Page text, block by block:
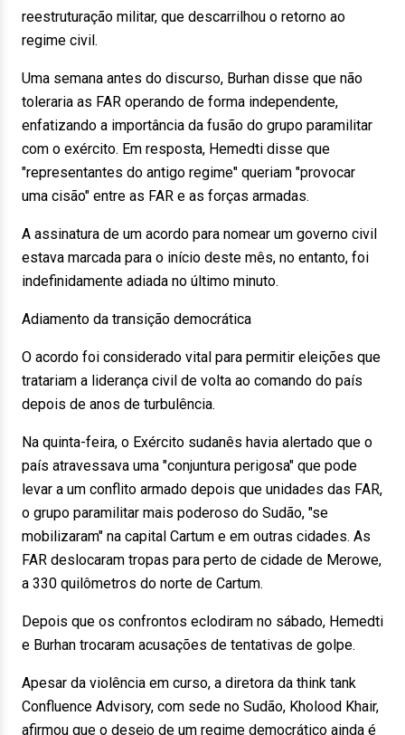
reestruturação militar, que descarrilhou o retorno ao
regime civil.
Uma semana antes do discurso, Burhan disse que não
toleraria as FAR operando de forma independente,
enfatizando a importância da fusão do grupo paramilitar
com o exército. Em resposta, Hemedti disse que
"representantes do antigo regime" queriam "provocar
uma cisão" entre as FAR e as forças armadas.
A assinatura de um acordo para nomear um governo civil
estava marcada para o início deste mês, no entanto, foi
indefinidamente adiada no último minuto.
Adiamento da transição democrática
O acordo foi considerado vital para permitir eleições que
tratariam a liderança civil de volta ao comando do país
depois de anos de turbulência.
Na quinta-feira, o Exército sudanês havia alertado que o
país atravessava uma "conjuntura perigosa" que pode
levar a um conflito armado depois que unidades das FAR,
o grupo paramilitar mais poderoso do Sudão, "se
mobilizaram" na capital Cartum e em outras cidades. As
FAR deslocaram tropas para perto de cidade de Merowe,
a 330 quilômetros do norte de Cartum.
Depois que os confrontos eclodiram no sábado, Hemedti
e Burhan trocaram acusações de tentativas de golpe.
Apesar da violência em curso, a diretora da think tank
Confluence Advisory, com sede no Sudão, Kholood Khair,
afirmou que o desejo de um regime democrático ainda é